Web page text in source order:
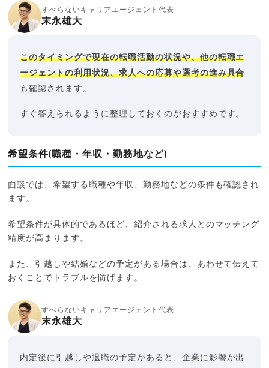
すべらないキャリアエージェント代表
末永雄大
このタイミングで現在の転職活動の状況や、他の転職エ
ージェントの利用状況、求人への応募や選考の進み具合
も確認されます。
すぐ答えられるように整理しておくのがおすすめです。
希望条件(職種・年収・勤務地など)
面談では、希望する職種や年収、勤務地などの条件も確認され
ます。
希望条件が具体的であるほど、紹介される求人とのマッチング
精度が高まります。
また、引越しや結婚などの予定がある場合は、あわせて伝えて
おくことでトラブルを防げます。
すべらないキャリアエージェント代表
末永雄大
内定後に引越しや退職の予定があると、企業に影響が出